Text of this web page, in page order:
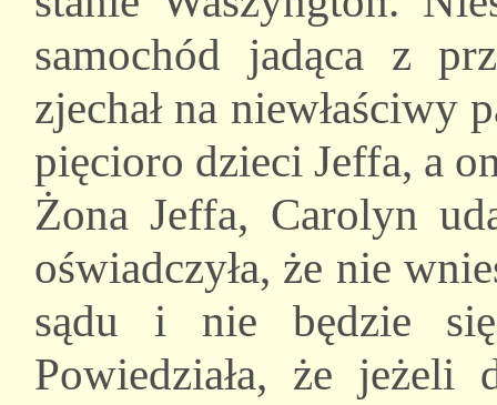
samochód jadąca z
zjechał na niewłaściwy
pięcioro dzieci Jeffa, a
Żona Jeffa, Carolyn
oświadczyła, że nie
sądu i nie będzie się
Powiedziała, że